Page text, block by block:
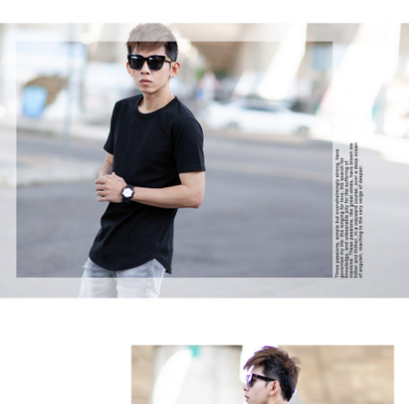
１．於結帳方式選擇「AFTEE先享後付」後，將跳轉至「AFTEE先享後付」
結帳頁面，進行簡訊認證並確認金額後，即可完成結帳。
２．訂單成立數日內，您將收到繳費通知簡訊。
３．收到繳費通知簡訊後14天內，點擊此簡訊中的連結，可透過四大超商／
ATM／網路銀行／等多元方式進行付款，方視為交易完成。
※ 請注意：結帳手續完成當下不需立刻繳費，但若您需要取消訂單，請聯絡
購買商品的店家。未經商家同意取消之訂單仍視為有效，需透過AFTEE先享
後付繳納相關費用。
※ 交易是否成功請以「AFTEE先享後付 」之結帳頁面顯示為準，若有關於
是否繳費成功／繳費後需取消欲退款等相關疑問，請聯繫「AFTEE先享後付
客戶支援中心」https://netprotections.freshdesk.com/support/home
１．透過由恩沛科技股份有限公司提供之「AFTEE先享後付」服務完成之交
易，需依本服務之必要範圍內提供個人資料，並將交易相關給付款項請求債
權轉讓予恩沛科技股份有限公司。
２．關於個人資料處理事宜，請瀏覽以下網址：
「AFTEE先享後付」，若未經同意申辦者引起之損失，本公司不負相關責
４．使用「AFTEE先享後付」時，將依據個別帳號之用戶狀況，依本公司即
時審查核予不同之上限額度；若仍有額度不足之情形，本公司將視審查結果
先付款後全家取貨
每筆NT$80，滿NT$1,800(含以上)免運費
7-11付款取貨
每筆NT$80，滿NT$1,800(含以上)免運費
先付款後7-11取貨
每筆NT$80，滿NT$1,800(含以上)免運費
每筆NT$120，滿NT$3,000(含以上)免運費